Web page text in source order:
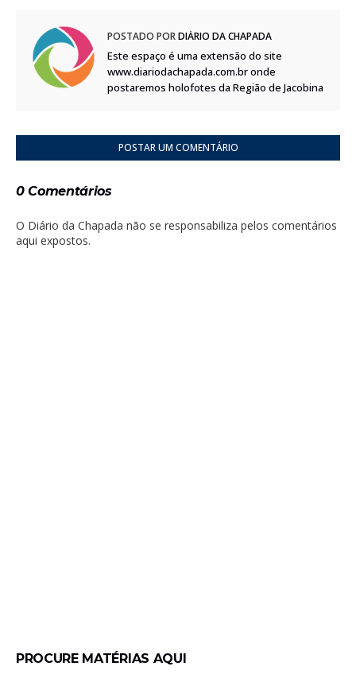
POSTADO PORDIÁRIO DA CHAPADA
Este espaço é uma extensão do site
www.diariodachapada.com.br onde
postaremos holofotes da Região de Jacobina
POSTAR UM COMENTÁRIO
0 Comentários
O Diário da Chapada não se responsabiliza pelos comentários
aqui expostos.
PROCURE MATÉRIAS AQUI